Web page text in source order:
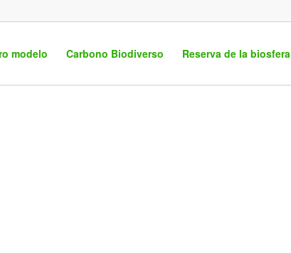
modelo Carbono Biodiverso Reserva de la biosfera